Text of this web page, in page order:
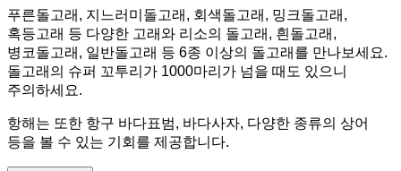
푸른돌고래, 지느러미돌고래, 회색돌고래, 밍크돌고래,
혹등고래 등 다양한 고래와 리소의 돌고래, 흰돌고래,
병코돌고래, 일반돌고래 등 6종 이상의 돌고래를 만나보세요.
돌고래의 슈퍼 꼬투리가 1000마리가 넘을 때도 있으니
주의하세요.
항해는 또한 항구 바다표범, 바다사자, 다양한 종류의 상어
등을 볼 수 있는 기회를 제공합니다.